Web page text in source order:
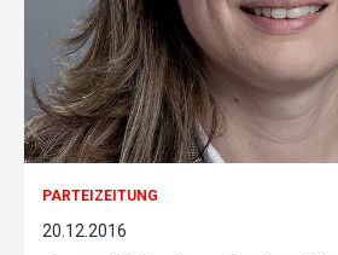
PARTEIZEITUNG
20.12.2016